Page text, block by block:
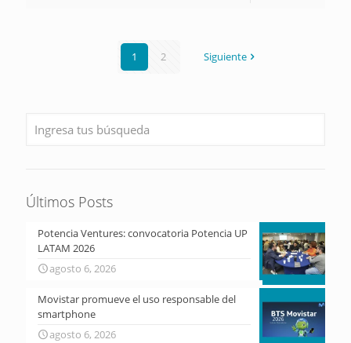
1 2 Siguiente
Últimos Posts
Potencia Ventures: convocatoria Potencia UP
LATAM 2026
agosto 6, 2026
Movistar promueve el uso responsable del
smartphone
agosto 6, 2026